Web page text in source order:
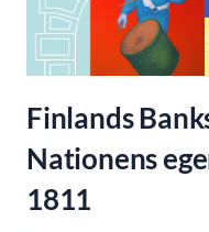
Finlands
Nationens
1811